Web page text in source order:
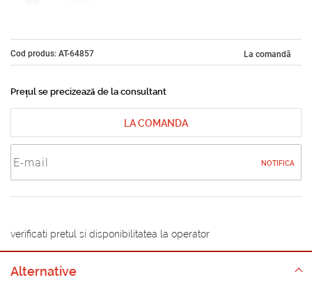
Cod produs: AT-64857 La comandă
Prețul se precizează de la consultant
LA COMANDA
NOTIFICA
verificati pretul si disponibilitatea la operator
Alternative